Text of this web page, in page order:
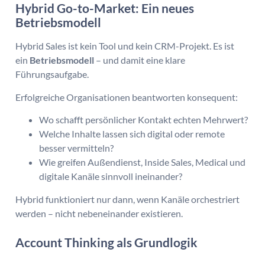
Hybrid Go-to-Market: Ein neues
Betriebsmodell
Hybrid Sales ist kein Tool und kein CRM-Projekt. Es ist
ein Betriebsmodell – und damit eine klare
Führungsaufgabe.
Erfolgreiche Organisationen beantworten konsequent:
Wo schafft persönlicher Kontakt echten Mehrwert?
Welche Inhalte lassen sich digital oder remote
besser vermitteln?
Wie greifen Außendienst, Inside Sales, Medical und
digitale Kanäle sinnvoll ineinander?
Hybrid funktioniert nur dann, wenn Kanäle orchestriert
werden – nicht nebeneinander existieren.
Account Thinking als Grundlogik